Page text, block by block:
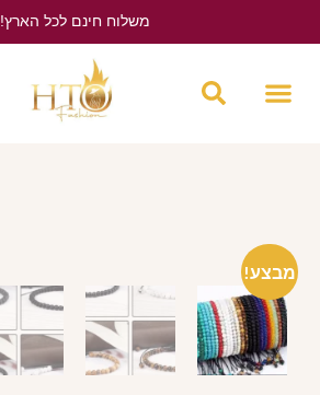
משלוח חינם לכל הארץ!
מבצע!